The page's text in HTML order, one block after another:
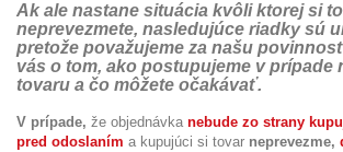
Ak ale nastane situácia kvôli ktorej si
neprevezmete, nasledujúce riadky sú
pretože považujeme za našu
vás o tom, ako postupujeme v prípade
tovaru a čo môžete očakávať.
V prípade, že objednávka nebude zo strany
pred odoslaním a kupujúci si tovar neprevezme,